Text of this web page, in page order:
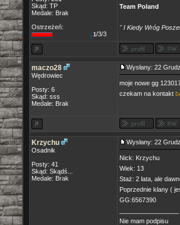
Skąd: TP
Medale: Brak
Ostrzeżeń:
1/3/3
Team Poland
" I Kiedy Wróg
maczo28
Wędrowiec
Posty: 6
Skąd: sss
Medale: Brak
Wysłany: 22
moje nowe gg
czekam na kontakt
Krzychu
Osadnik
Posty: 41
Skąd: Skądś...
Medale: Brak
Wysłany: 22
Nick: Krzychu
Wiek: 13
Staż: 2 lata, ale
Poprzednie klany (
GG:6567390
Nie mam podpisu